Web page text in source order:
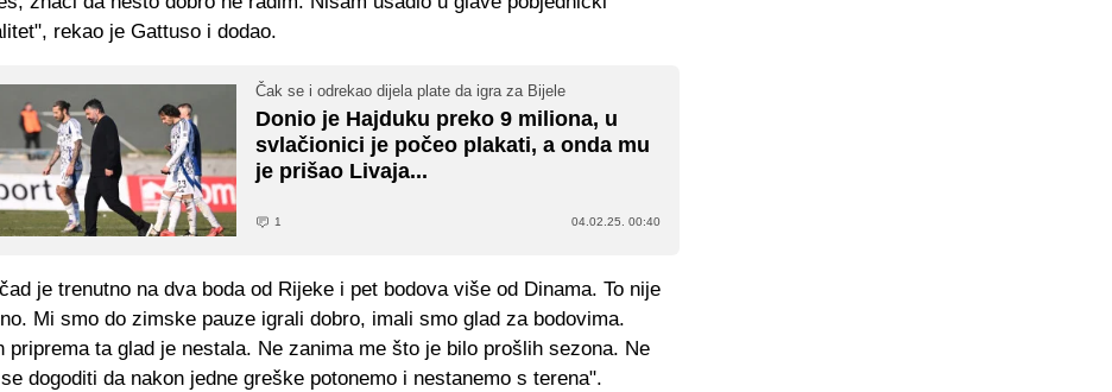
rekao je Gattuso i dodao.
Čak se i odrekao dijela plate da igra za Bijele
Donio je Hajduku preko 9 miliona, u
svlačionici je počeo plakati, a onda mu
je prišao Livaja...
1 04.02.25. 00:40
je trenutno na dva boda od Rijeke i pet bodova više od Dinama. To nije
Mi smo do zimske pauze igrali dobro, imali smo glad za bodovima.
priprema ta glad je nestala. Ne zanima me što je bilo prošlih sezona. Ne
dogoditi da nakon jedne greške potonemo i nestanemo s terena".